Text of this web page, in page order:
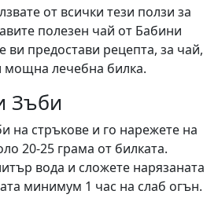
от всички тези ползи за
полезен чай от Бабини
ви предостави рецепта, за чай,
мощна лечебна билка.
Зъби
на стръкове и го нарежете на
20-25 грама от билката.
вода и сложете нарязаната
минимум 1 час на слаб огън.